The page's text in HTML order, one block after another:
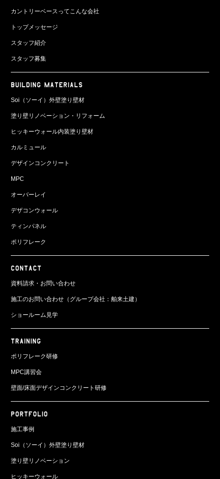
カントリーベースってこんな会社
トップメッセージ
スタッフ紹介
スタッフ募集
BUILDING MATERIALS
Soi（ソーイ）外壁塗り壁材
塗り壁リノベーション・リフォーム
ヒッキーウォール内装塗り壁材
カルミュール
デザインコンクリート
MPC
オーバーレイ
デザコンウォール
ティンパネル
ポリフレーク
CONTACT
資料請求・お問い合わせ
施工のお問い合わせ（グループ会社：舶来土建）
ショールーム見学
TRAINING
ポリフレーク研修
MPC講習会
壁面/床面デザインコンクリート研修
PORTFOLIO
施工事例
Soi（ソーイ）外壁塗り壁材
塗り壁リノベーション
ヒッキーウォール